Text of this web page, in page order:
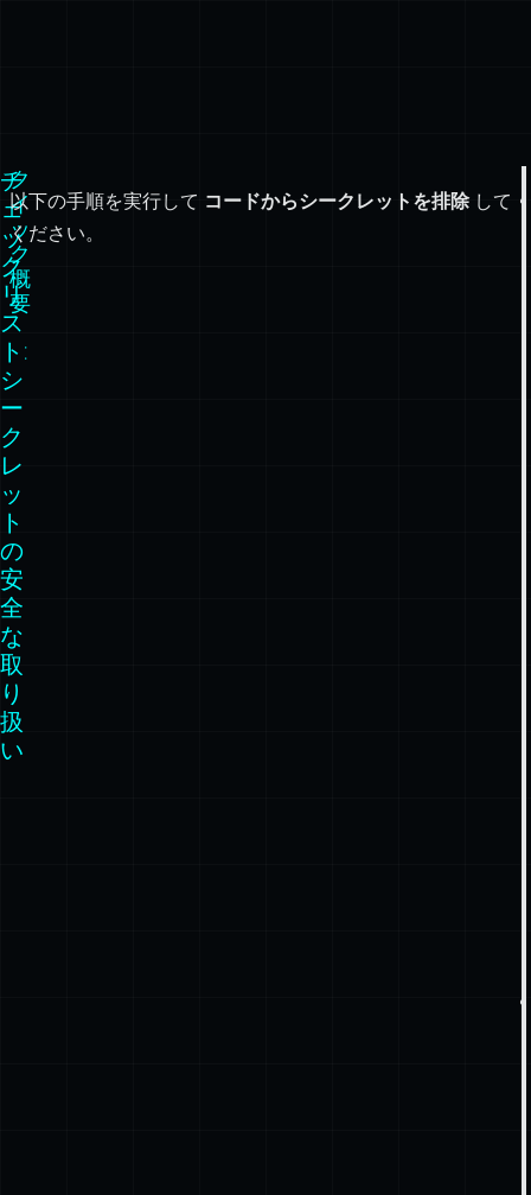
チ
ェ
ッ
ク
リ
ス
ト:
シ
ー
ク
レ
ッ
ト
の
安
ク
イ
ッ
ク
概
要
以下の手順を実行して